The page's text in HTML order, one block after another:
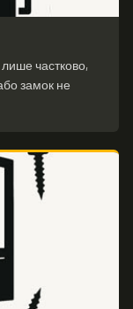
частково,
замок не